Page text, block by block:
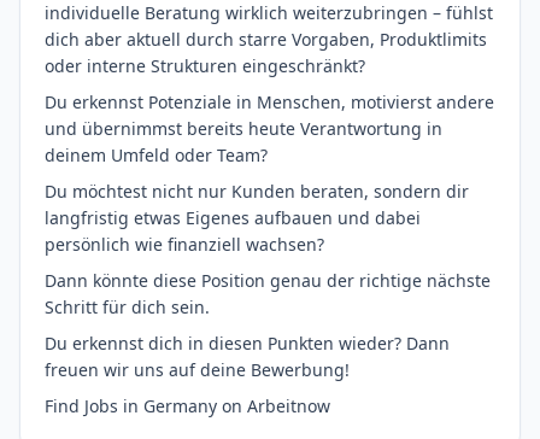
individuelle Beratung wirklich weiterzubringen – fühlst
dich aber aktuell durch starre Vorgaben, Produktlimits
oder interne Strukturen eingeschränkt?
Du erkennst Potenziale in Menschen, motivierst andere
und übernimmst bereits heute Verantwortung in
deinem Umfeld oder Team?
Du möchtest nicht nur Kunden beraten, sondern dir
langfristig etwas Eigenes aufbauen und dabei
persönlich wie finanziell wachsen?
Dann könnte diese Position genau der richtige nächste
Schritt für dich sein.
Du erkennst dich in diesen Punkten wieder? Dann
freuen wir uns auf deine Bewerbung!
Find Jobs in Germany on Arbeitnow